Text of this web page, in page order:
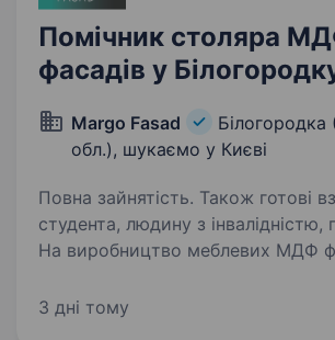
Помічник столяра
фасадів у
Margo Fasad
Білогородка
обл.), шукаємо у Києві
Повна зайнятість. Також готові
студента, людину з інвалідністю,
На виробництво меблевих МДФ
Можливість проживання,
3 дні тому